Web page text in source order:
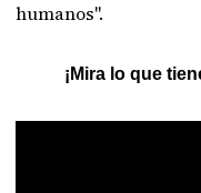
humanos".
¡Mira lo que